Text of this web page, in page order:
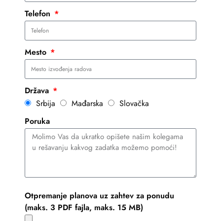
Telefon
Mesto
Država
Srbija
Mađarska
Slovačka
Poruka
Otpremanje planova uz zahtev za ponudu
(maks. 3 PDF fajla, maks. 15 MB)